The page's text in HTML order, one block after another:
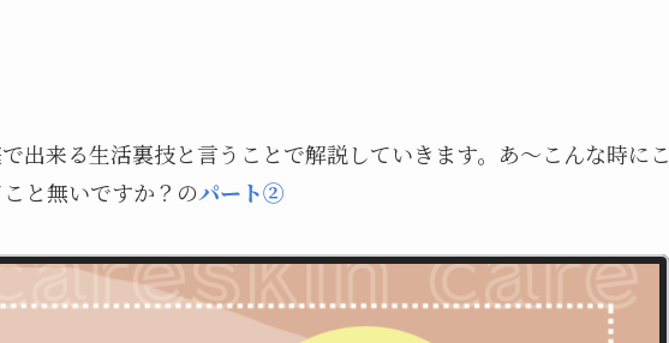
出来る生活裏技と言うことで解説していきます。あ～こんな時にこ
と無いですか？のパート②